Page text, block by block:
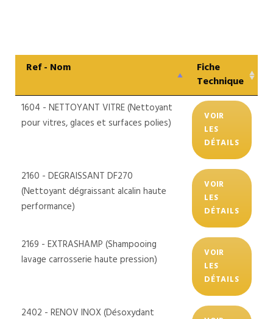
Ref - Nom
Fiche
Technique
1604 - NETTOYANT VITRE (Nettoyant
pour vitres, glaces et surfaces polies)
VOIR
LES
DÉTAILS
2160 - DEGRAISSANT DF270
(Nettoyant dégraissant alcalin haute
performance)
VOIR
LES
DÉTAILS
2169 - EXTRASHAMP (Shampooing
lavage carrosserie haute pression)
VOIR
LES
DÉTAILS
2402 - RENOV INOX (Désoxydant